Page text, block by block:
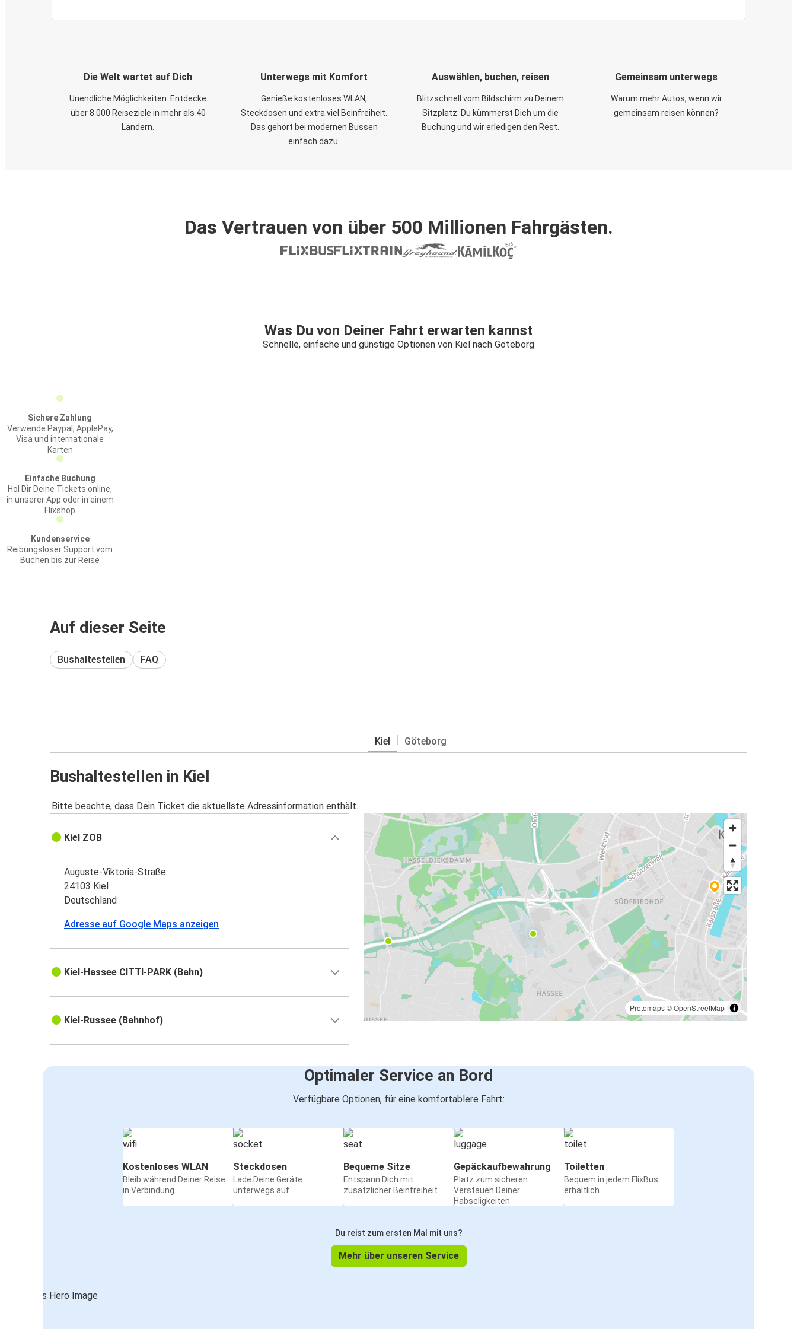
Die Welt wartet auf Dich
Unendliche Möglichkeiten: Entdecke
über 8.000 Reiseziele in mehr als 40
Ländern.
Unterwegs mit Komfort
Genieße kostenloses WLAN,
Steckdosen und extra viel Beinfreiheit.
Das gehört bei modernen Bussen
einfach dazu.
Auswählen, buchen, reisen
Blitzschnell vom Bildschirm zu Deinem
Sitzplatz: Du kümmerst Dich um die
Buchung und wir erledigen den Rest.
Gemeinsam unterwegs
Warum mehr Autos, wenn wir
gemeinsam reisen können?
Das Vertrauen von über 500 Millionen Fahrgästen.
Was Du von Deiner Fahrt erwarten kannst
Schnelle, einfache und günstige Optionen von Kiel nach Göteborg
Sichere Zahlung
Verwende Paypal, ApplePay,
Visa und internationale
Karten
Einfache Buchung
Hol Dir Deine Tickets online,
in unserer App oder in einem
Flixshop
Kundenservice
Reibungsloser Support vom
Buchen bis zur Reise
Auf dieser Seite
Bushaltestellen FAQ
Kiel Göteborg
Bushaltestellen in Kiel
Bitte beachte, dass Dein Ticket die aktuellste Adressinformation enthält.
Protomaps©OpenStreetMap
Kiel ZOB
Auguste-Viktoria-Straße
24103 Kiel
Deutschland
Adresse auf Google Maps anzeigen
Kiel-Hassee CITTI-PARK (Bahn)
Kiel-Russee (Bahnhof)
Optimaler Service an Bord
Verfügbare Optionen, für eine komfortablere Fahrt:
Kostenloses WLAN
Bleib während Deiner Reise
in Verbindung
Steckdosen
Lade Deine Geräte
unterwegs auf
Bequeme Sitze
Entspann Dich mit
zusätzlicher Beinfreiheit
Gepäckaufbewahrung
Platz zum sicheren
Verstauen Deiner
Habseligkeiten
Toiletten
Bequem in jedem FlixBus
erhältlich
Du reist zum ersten Mal mit uns?
Mehr über unseren Service